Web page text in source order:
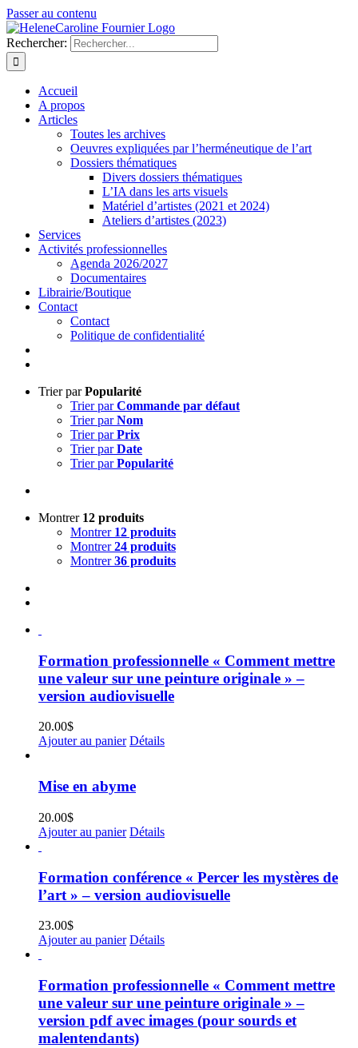
Passer au contenu
Rechercher:
Accueil
A propos
Articles
Toutes les archives
Oeuvres expliquées par l’herméneutique de l’art
Dossiers thématiques
Divers dossiers thématiques
L’IA dans les arts visuels
Matériel d’artistes (2021 et 2024)
Ateliers d’artistes (2023)
Services
Activités professionnelles
Agenda 2026/2027
Documentaires
Librairie/Boutique
Contact
Contact
Politique de confidentialité
Trier parPopularité
Trier parCommande par défaut
Trier parNom
Trier parPrix
Trier parDate
Trier parPopularité
Montrer 12 produits
Montrer 12 produits
Montrer24 produits
Montrer36 produits
Formation professionnelle « Comment mettre
une valeur sur une peinture originale » –
version audiovisuelle
20.00$
Ajouter au panier Détails
Mise en abyme
20.00$
Ajouter au panier Détails
Formation conférence « Percer les mystères de
l’art » – version audiovisuelle
23.00$
Ajouter au panier Détails
Formation professionnelle « Comment mettre
une valeur sur une peinture originale » –
version pdf avec images (pour sourds et
malentendants)